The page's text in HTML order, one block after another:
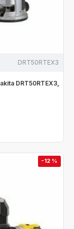
DRT50RTEX3
DRT50RTEX3,
-12 %